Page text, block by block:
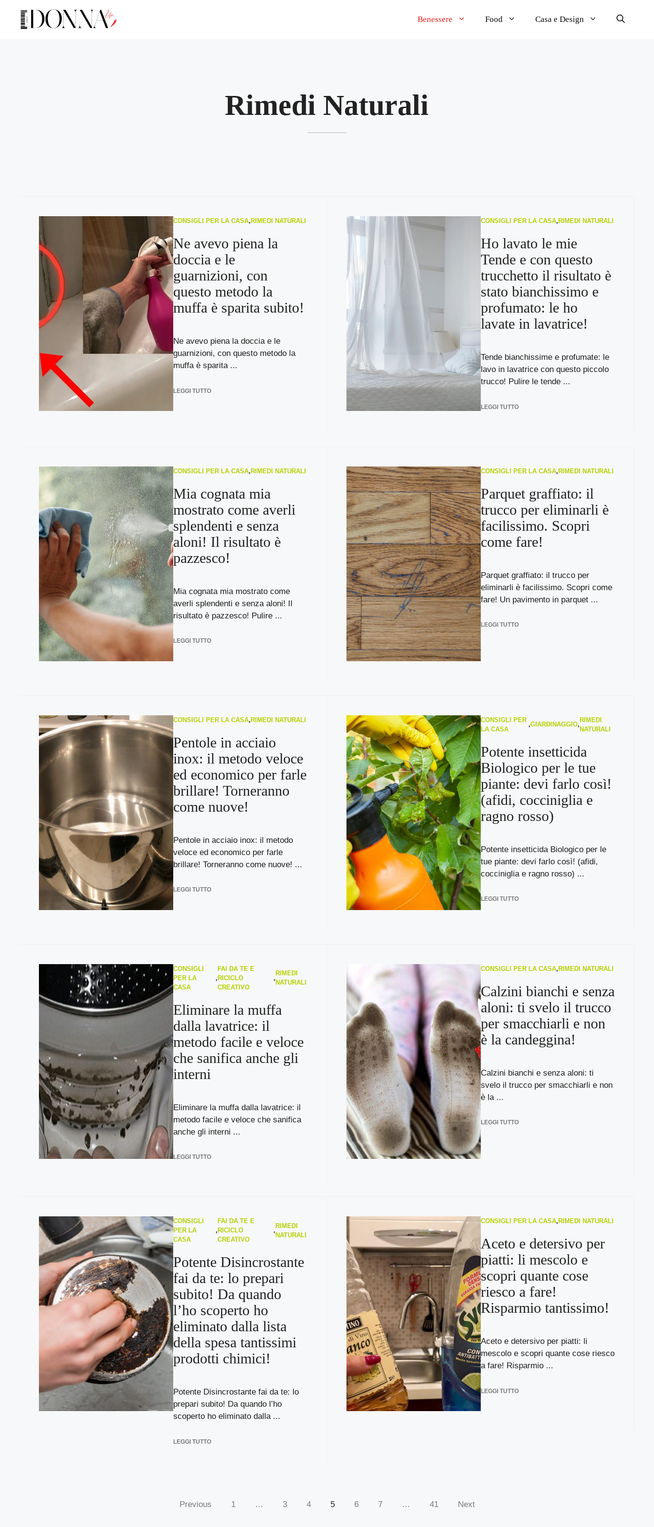
Benessere Food Casa e Design
Rimedi Naturali
CONSIGLI PER LA CASA, RIMEDI NATURALI
Ne avevo piena la
doccia e le
guarnizioni, con
questo metodo la
muffa è sparita subito!
Ne avevo piena la doccia e le
guarnizioni, con questo metodo la
muffa è sparita ...
LEGGI TUTTO
CONSIGLI PER LA CASA, RIMEDI NATURALI
Ho lavato le mie
Tende e con questo
trucchetto il risultato è
stato bianchissimo e
profumato: le ho
lavate in lavatrice!
Tende bianchissime e profumate: le
lavo in lavatrice con questo piccolo
trucco! Pulire le tende ...
LEGGI TUTTO
CONSIGLI PER LA CASA,RIMEDI NATURALI
Mia cognata mia
mostrato come averli
splendenti e senza
aloni! Il risultato è
pazzesco!
Mia cognata mia mostrato come
averli splendenti e senza aloni! Il
risultato è pazzesco! Pulire ...
LEGGI TUTTO
CONSIGLI PER LA CASA,RIMEDI NATURALI
Parquet graffiato: il
trucco per eliminarli è
facilissimo. Scopri
come fare!
Parquet graffiato: il trucco per
eliminarli è facilissimo. Scopri come
fare! Un pavimento in parquet ...
LEGGI TUTTO
CONSIGLI PER LA CASA,RIMEDI NATURALI
Pentole in acciaio
inox: il metodo veloce
ed economico per farle
brillare! Torneranno
come nuove!
Pentole in acciaio inox: il metodo
veloce ed economico per farle
brillare! Torneranno come nuove! ...
LEGGI TUTTO
CONSIGLI PER
LA CASA
,GIARDINAGGIO,
RIMEDI
NATURALI
Potente insetticida
Biologico per le tue
piante: devi farlo così!
(afidi, cocciniglia e
ragno rosso)
Potente insetticida Biologico per le
tue piante: devi farlo così! (afidi,
cocciniglia e ragno rosso) ...
LEGGI TUTTO
CONSIGLI
PER LA
CASA
,
FAI DA TE E
RICICLO
CREATIVO
,
RIMEDI
NATURALI
Eliminare la muffa
dalla lavatrice: il
metodo facile e veloce
che sanifica anche gli
interni
Eliminare la muffa dalla lavatrice: il
metodo facile e veloce che sanifica
anche gli interni ...
LEGGI TUTTO
CONSIGLI PER LA CASA,RIMEDI NATURALI
Calzini bianchi e senza
aloni: ti svelo il trucco
per smacchiarli e non
è la candeggina!
Calzini bianchi e senza aloni: ti
svelo il trucco per smacchiarli e non
è la ...
LEGGI TUTTO
CONSIGLI
PER LA
CASA
,
FAI DA TE E
RICICLO
CREATIVO
,
RIMEDI
NATURALI
Potente Disincrostante
fai da te: lo prepari
subito! Da quando
l’ho scoperto ho
eliminato dalla lista
della spesa tantissimi
prodotti chimici!
Potente Disincrostante fai da te: lo
prepari subito! Da quando l’ho
scoperto ho eliminato dalla ...
LEGGI TUTTO
CONSIGLI PER LA CASA, RIMEDI NATURALI
Aceto e detersivo per
piatti: li mescolo e
scopri quante cose
riesco a fare!
Risparmio tantissimo!
Aceto e detersivo per piatti: li
mescolo e scopri quante cose riesco
a fare! Risparmio ...
LEGGI TUTTO
Previous 1 … 3 4 5 6 7 … 41 Next